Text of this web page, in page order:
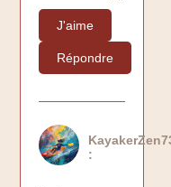
J'aime
Répondre
: